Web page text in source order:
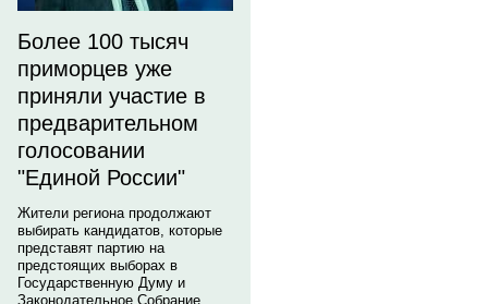
Более 100 тысяч
приморцев уже
приняли участие в
предварительном
голосовании
"Единой России"
Жители региона продолжают
выбирать кандидатов, которые
представят партию на
предстоящих выборах в
Государственную Думу и
Законодательное Собрание